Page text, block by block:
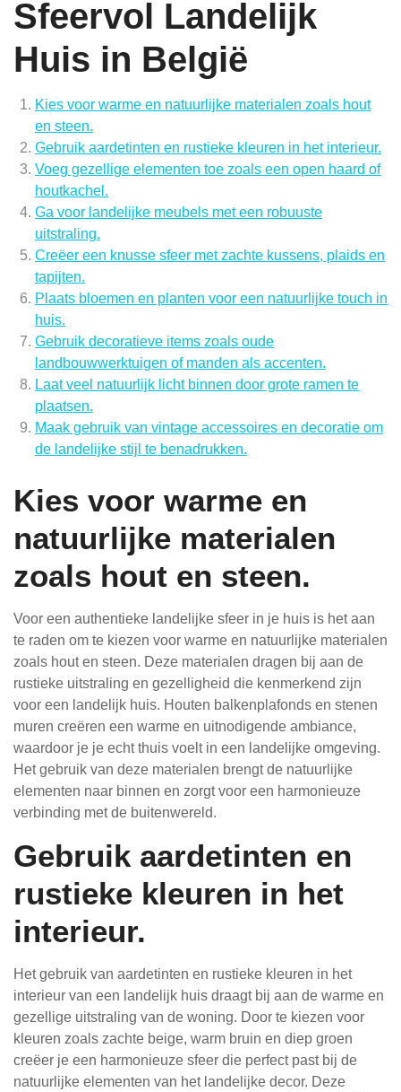
Sfeervol Landelijk
Huis in België
Kies voor warme en natuurlijke materialen zoals hout
en steen.
Gebruik aardetinten en rustieke kleuren in het interieur.
Voeg gezellige elementen toe zoals een open haard of
houtkachel.
Ga voor landelijke meubels met een robuuste
uitstraling.
Creëer een knusse sfeer met zachte kussens, plaids en
tapijten.
Plaats bloemen en planten voor een natuurlijke touch in
huis.
Gebruik decoratieve items zoals oude
landbouwwerktuigen of manden als accenten.
Laat veel natuurlijk licht binnen door grote ramen te
plaatsen.
Maak gebruik van vintage accessoires en decoratie om
de landelijke stijl te benadrukken.
Kies voor warme en
natuurlijke materialen
zoals hout en steen.
Voor een authentieke landelijke sfeer in je huis is het aan
te raden om te kiezen voor warme en natuurlijke materialen
zoals hout en steen. Deze materialen dragen bij aan de
rustieke uitstraling en gezelligheid die kenmerkend zijn
voor een landelijk huis. Houten balkenplafonds en stenen
muren creëren een warme en uitnodigende ambiance,
waardoor je je echt thuis voelt in een landelijke omgeving.
Het gebruik van deze materialen brengt de natuurlijke
elementen naar binnen en zorgt voor een harmonieuze
verbinding met de buitenwereld.
Gebruik aardetinten en
rustieke kleuren in het
interieur.
Het gebruik van aardetinten en rustieke kleuren in het
interieur van een landelijk huis draagt bij aan de warme en
gezellige uitstraling van de woning. Door te kiezen voor
kleuren zoals zachte beige, warm bruin en diep groen
creëer je een harmonieuze sfeer die perfect past bij de
natuurlijke elementen van het landelijke decor. Deze